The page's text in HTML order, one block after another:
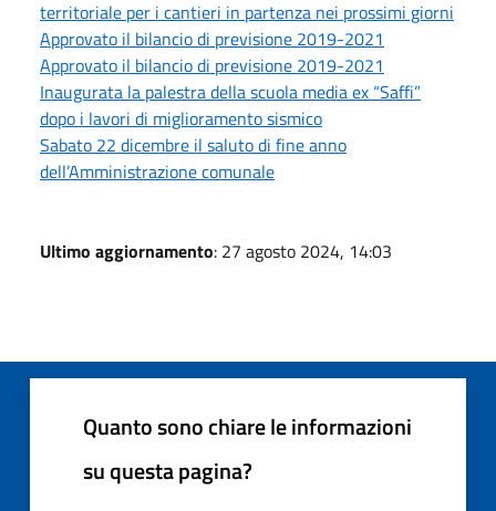
territoriale per i cantieri in partenza nei prossimi giorni
Approvato il bilancio di previsione 2019-2021
Approvato il bilancio di previsione 2019-2021
Inaugurata la palestra della scuola media ex “Saffi”
dopo i lavori di miglioramento sismico
Sabato 22 dicembre il saluto di fine anno
dell’Amministrazione comunale
Ultimo aggiornamento: 27 agosto 2024, 14:03
Quanto sono chiare le informazioni
su questa pagina?